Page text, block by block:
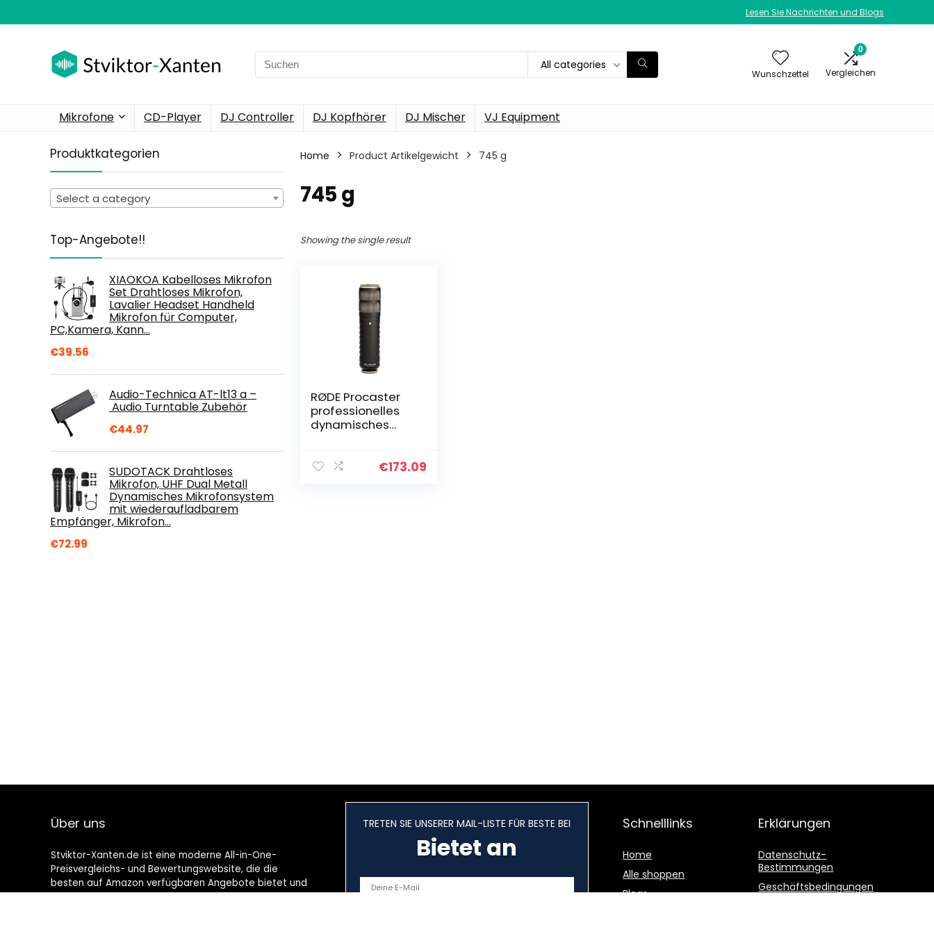
Lesen Sie Nachrichten und Blogs
Search
for:
All categories
Wunschzettel
0
Vergleichen
Mikrofone CD-Player DJ Controller DJ Kopfhörer DJ Mischer VJ Equipment
Produktkategorien
Select a category
Top-Angebote!!
XIAOKOA Kabelloses Mikrofon
Set Drahtloses Mikrofon,
Lavalier Headset Handheld
Mikrofon für Computer,
PC,Kamera, Kann…
€39.56
Audio-Technica AT-lt13 a –
Audio Turntable Zubehör
€44.97
SUDOTACK Drahtloses
Mikrofon, UHF Dual Metall
Dynamisches Mikrofonsystem
mit wiederaufladbarem
Empfänger, Mikrofon…
€72.99
Home Product Artikelgewicht ‎745 g
‎745 g
Showing the single result
RØDE Procaster
professionelles
dynamisches
für Podcasting,
€173.09
Über uns
Stviktor-Xanten.de ist eine moderne All-in-One-
Preisvergleichs- und Bewertungswebsite, die die
besten auf Amazon verfügbaren Angebote bietet und
Sie durch die neuesten hinzugefügten Blogs auf dem
TRETEN SIE UNSERER MAIL-LISTE FÜR BESTE BEI
Bietet an
Schnelllinks
Home
Alle shoppen
Blogs
Erklärungen
Datenschutz-
Bestimmungen
Geschäftsbedingungen